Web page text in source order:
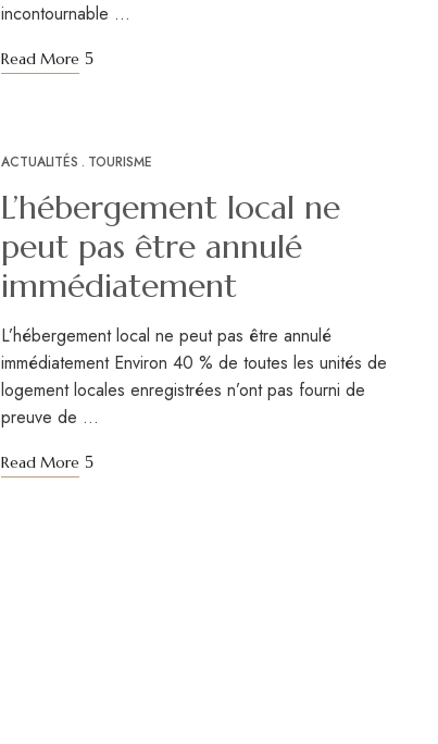
incontournable …
Read More
JAN
04
ACTUALITÉS TOURISME
L’hébergement local ne
peut pas être annulé
immédiatement
L’hébergement local ne peut pas être annulé
immédiatement Environ 40 % de toutes les unités de
logement locales enregistrées n’ont pas fourni de
preuve de …
Read More